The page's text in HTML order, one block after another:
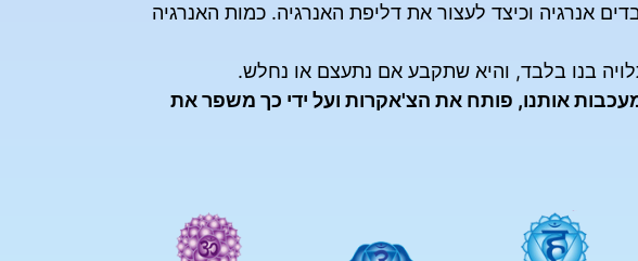
אנרגיה וכיצד לעצור את דליפת האנרגיה. כמות האנרגיה
בנו בלבד, והיא שתקבע אם נתעצם או נחלש.
אותנו, פותח את הצ'אקרות ועל ידי כך משפר את